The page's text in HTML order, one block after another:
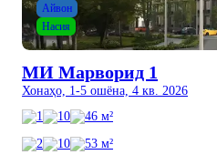
Насия
Айвон
МИ Марворид 1
Хонаҳо, 1-5 ошёна, 4 кв. 2026
1
10 46 м²
2
10 53 м²